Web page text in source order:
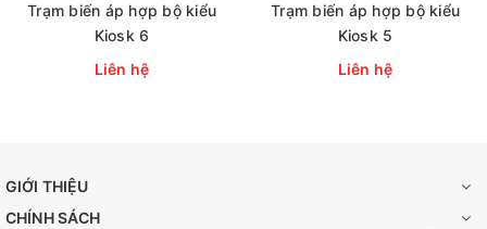
Trạm biến áp hợp bộ kiểu
Kiosk 6
Liên hệ
Trạm biến áp hợp bộ kiểu
Kiosk 5
Liên hệ
GIỚI THIỆU
CHÍNH SÁCH